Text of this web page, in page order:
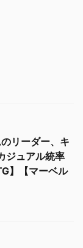
リーダー、キ
ジュアル統率
】【マーベル